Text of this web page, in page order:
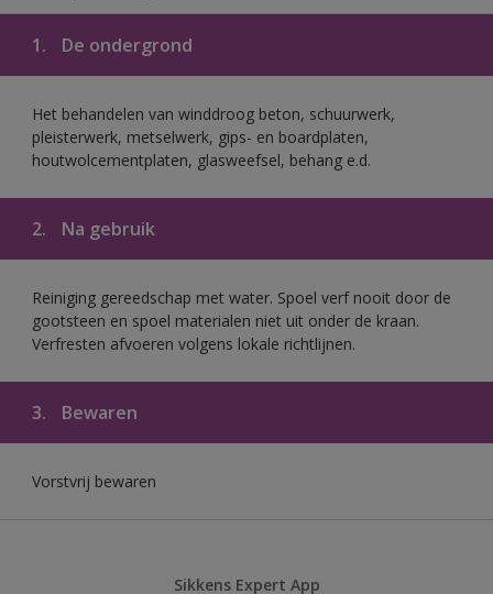
1. De ondergrond
Het behandelen van winddroog beton, schuurwerk,
pleisterwerk, metselwerk, gips- en boardplaten,
houtwolcementplaten, glasweefsel, behang e.d.
2. Na gebruik
Reiniging gereedschap met water. Spoel verf nooit door de
gootsteen en spoel materialen niet uit onder de kraan.
Verfresten afvoeren volgens lokale richtlijnen.
3. Bewaren
Vorstvrij bewaren
Sikkens Expert App